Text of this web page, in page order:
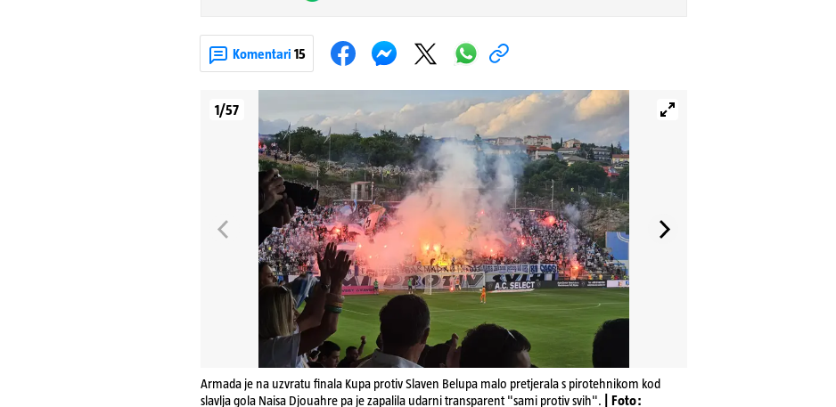
Komentari 15
1/57
Armada je na uzvratu finala Kupa protiv Slaven Belupa malo pretjerala s pirotehnikom kod
slavlja gola Naisa Djouahre pa je zapalila udarni transparent "sami protiv svih".
| Foto: